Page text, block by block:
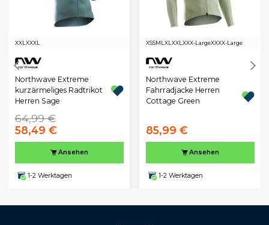
XXL XXXL
Northwave Extreme
kurzärmeliges Radtrikot
Herren Sage
64,99 €
58,49 €
Ansehen
1-2 Werktagen
XSSML XL XXL XXX-LargeXXXX-Large
Northwave Extreme
Fahrradjacke Herren
Cottage Green
85,99 €
Ansehen
1-2 Werktagen